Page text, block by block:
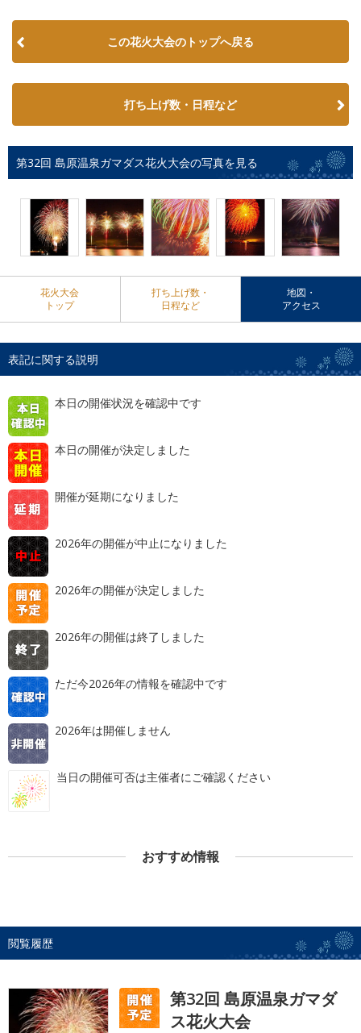
この花火大会のトップへ戻る
打ち上げ数・日程など
第32回 島原温泉ガマダス花火大会の写真を見る
花火大会
トップ
打ち上げ数・
日程など
地図・
アクセス
表記に関する説明
本日の開催状況を確認中です
本日の開催が決定しました
開催が延期になりました
2026年の開催が中止になりました
2026年の開催が決定しました
2026年の開催は終了しました
ただ今2026年の情報を確認中です
2026年は開催しません
当日の開催可否は主催者にご確認ください
おすすめ情報
閲覧履歴
第32回 島原温泉ガマダ
ス花火大会